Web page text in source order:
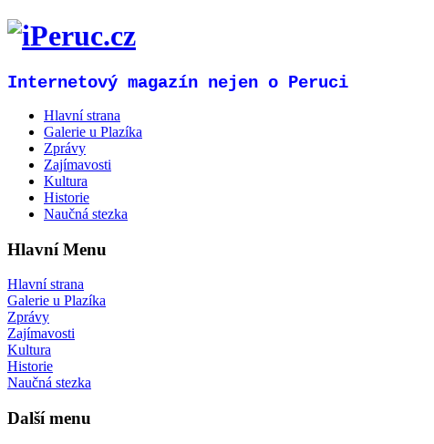
Internetový magazín nejen o Peruci
Hlavní strana
Galerie u Plazíka
Zprávy
Zajímavosti
Kultura
Historie
Naučná stezka
Hlavní Menu
Hlavní strana
Galerie u Plazíka
Zprávy
Zajímavosti
Kultura
Historie
Naučná stezka
Další menu